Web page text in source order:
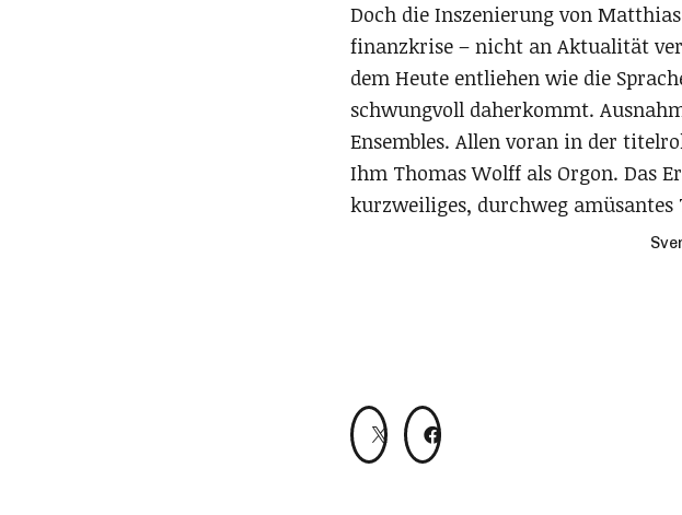
Doch die Inszenierung von
finanzkrise – nicht an Aktualität
dem Heute entliehen wie die
schwungvoll daherkommt.
Ensembles. Allen voran in der
Ihm Thomas Wolff als Orgon. Das
kurzweiliges, durchweg amüsantes